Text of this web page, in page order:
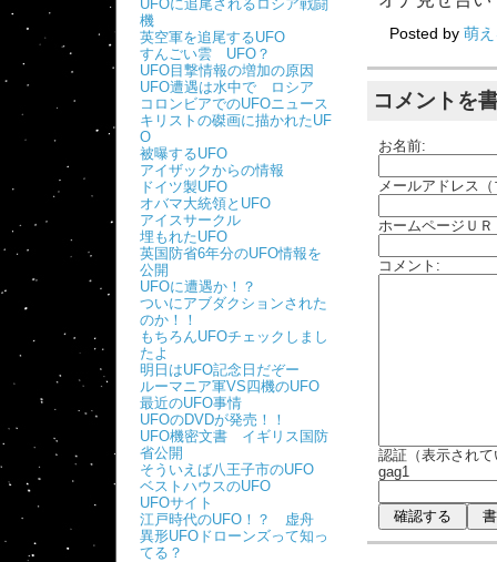
UFOに追尾されるロシア戦闘
機
英空軍を追尾するUFO
すんごい雲 UFO？
UFO目撃情報の増加の原因
UFO遭遇は水中で ロシア
コロンビアでのUFOニュース
キリストの磔画に描かれたUF
O
被曝するUFO
アイザックからの情報
ドイツ製UFO
オバマ大統領とUFO
アイスサークル
埋もれたUFO
英国防省6年分のUFO情報を
公開
UFOに遭遇か！？
ついにアブダクションされた
のか！！
もちろんUFOチェックしまし
たよ
明日はUFO記念日だぞー
ルーマニア軍VS四機のUFO
最近のUFO事情
UFOのDVDが発売！！
UFO機密文書 イギリス国防
省公開
そういえば八王子市のUFO
ベストハウスのUFO
UFOサイト
江戸時代のUFO！？ 虚舟
異形UFOドローンズって知っ
てる？
Posted by 萌
コメントを
お名前:
メールアドレス
ホームページＵＲ
コメント:
認証（表示され
gag1